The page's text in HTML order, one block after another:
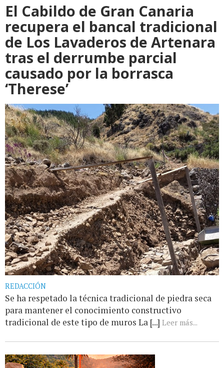
El Cabildo de Gran Canaria
recupera el bancal tradicional
de Los Lavaderos de Artenara
tras el derrumbe parcial
causado por la borrasca
‘Therese’
REDACCIÓN
Se ha respetado la técnica tradicional de piedra seca
para mantener el conocimiento constructivo
tradicional de este tipo de muros La [...] Leer más...